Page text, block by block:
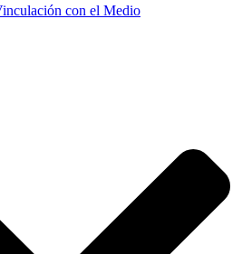
con el Medio